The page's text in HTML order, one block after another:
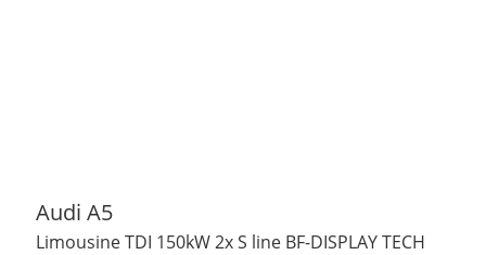
Audi A5
Limousine TDI 150kW 2x S line BF-DISPLAY TECH